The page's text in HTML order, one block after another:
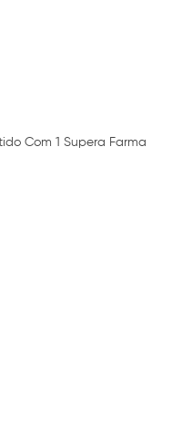
Com 1 Supera Farma